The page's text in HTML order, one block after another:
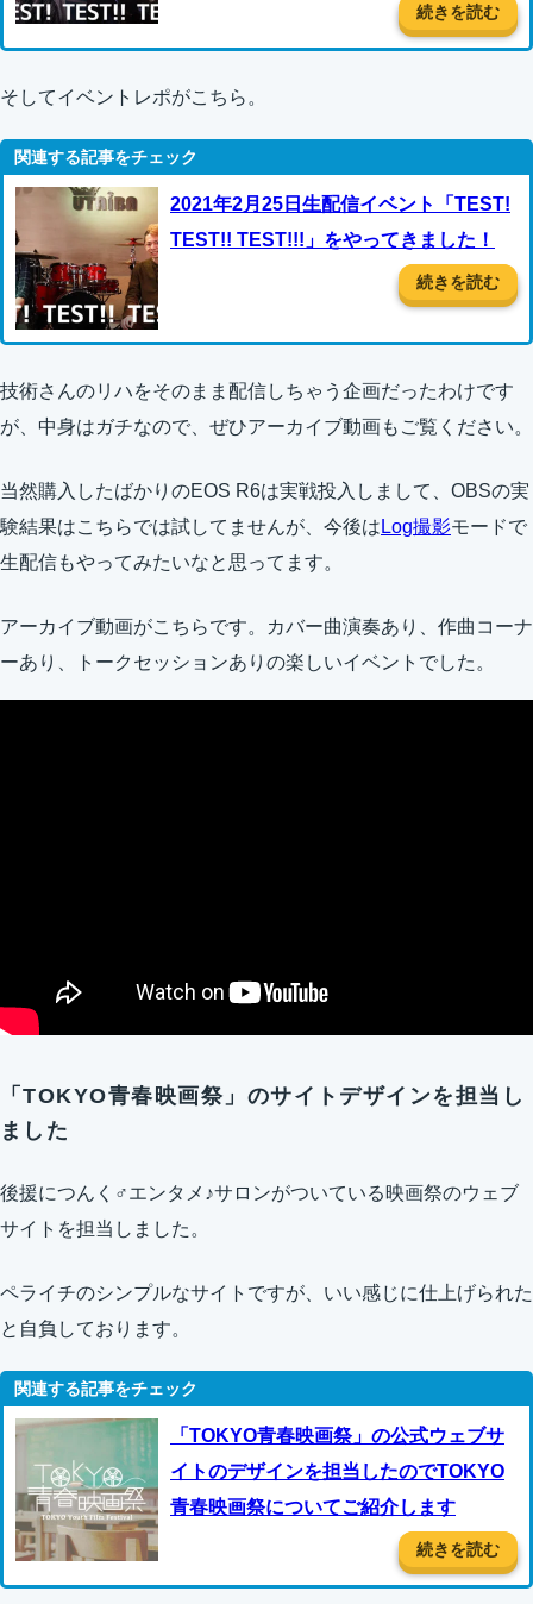
続きを読む
そしてイベントレポがこちら。
2021年2月25日生配信イベント「TEST!
TEST!! TEST!!!」をやってきました！
続きを読む
技術さんのリハをそのまま配信しちゃう企画だったわけです
が、中身はガチなので、ぜひアーカイブ動画もご覧ください。
当然購入したばかりのEOS R6は実戦投入しまして、OBSの実
験結果はこちらでは試してませんが、今後は Log撮影モードで
生配信もやってみたいなと思ってます。
アーカイブ動画がこちらです。カバー曲演奏あり、作曲コーナ
ーあり、トークセッションありの楽しいイベントでした。
「TOKYO青春映画祭」のサイトデザインを担当し
ました
後援につんく♂エンタメ♪サロンがついている映画祭のウェブ
サイトを担当しました。
ペライチのシンプルなサイトですが、いい感じに仕上げられた
と自負しております。
「TOKYO青春映画祭」の公式ウェブサ
イトのデザインを担当したのでTOKYO
青春映画祭についてご紹介します
続きを読む